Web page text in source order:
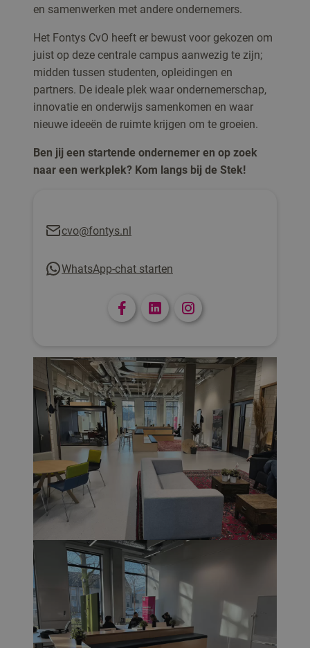
en samenwerken met andere ondernemers.
Het Fontys CvO heeft er bewust voor gekozen om
juist op deze centrale campus aanwezig te zijn;
midden tussen studenten, opleidingen en
partners. De ideale plek waar ondernemerschap,
innovatie en onderwijs samenkomen en waar
nieuwe ideeën de ruimte krijgen om te groeien.
Ben jij een startende ondernemer en op zoek
naar een werkplek? Kom langs bij de Stek!
cvo@fontys.nl
WhatsApp-chat starten